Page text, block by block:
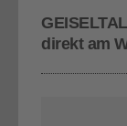
direkt am